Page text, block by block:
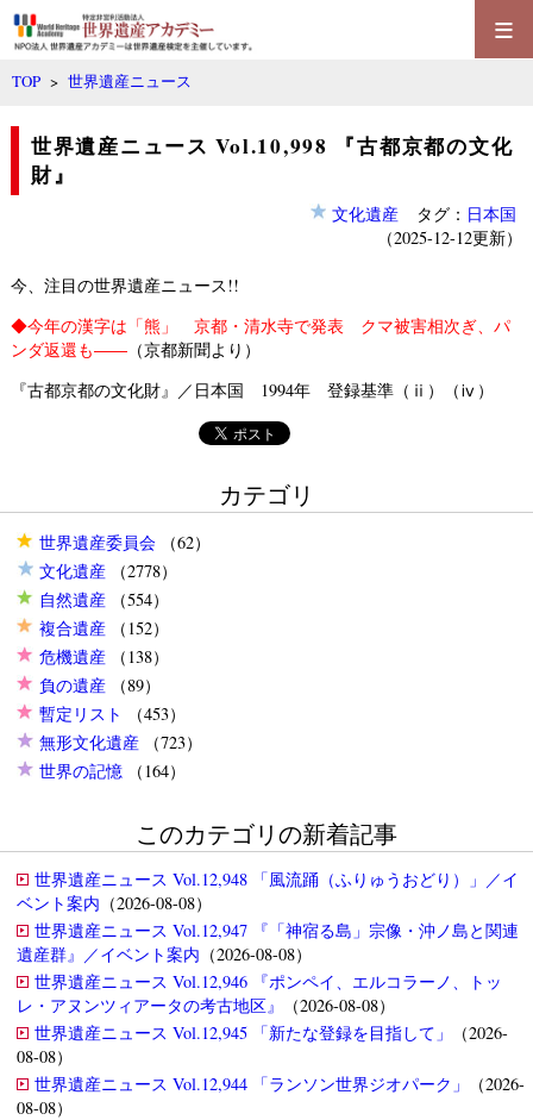
≡
TOP >世界遺産ニュース
世界遺産ニュース Vol.10,998 『古都京都の文化
財』
文化遺産タグ： 日本国
（2025-12-12更新）
今、注目の世界遺産ニュース!!
◆今年の漢字は「熊」 京都・清水寺で発表 クマ被害相次ぎ、パ
ンダ返還も――（京都新聞より）
『古都京都の文化財』／日本国 1994年 登録基準（ⅱ）（ⅳ）
カテゴリ
世界遺産委員会（62）
文化遺産（2778）
自然遺産（554）
複合遺産（152）
危機遺産（138）
負の遺産（89）
暫定リスト
（453）
無形文化遺産（723）
世界の記憶（164）
このカテゴリの新着記事
世界遺産ニュース Vol.12,948 「風流踊（ふりゅうおどり）」／イ
ベント案内 （2026-08-08）
世界遺産ニュース Vol.12,947 『「神宿る島」宗像・沖ノ島と関連
遺産群』／イベント案内 （2026-08-08）
世界遺産ニュース Vol.12,946 『ポンペイ、エルコラーノ、トッ
レ・アヌンツィアータの考古地区』
（2026-08-08）
世界遺産ニュース Vol.12,945 「新たな登録を目指して」
（2026-
08-08）
世界遺産ニュース Vol.12,944 「ランソン世界ジオパーク」
（2026-
08-08）